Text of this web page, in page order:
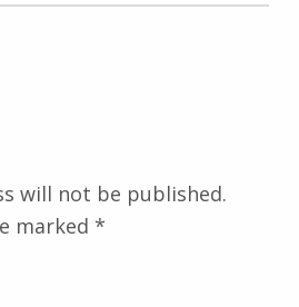
will not be published.
marked *